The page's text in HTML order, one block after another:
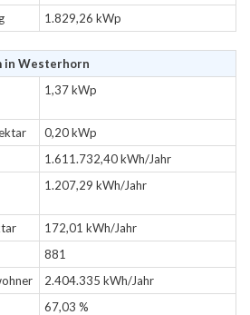
1.829,26 kWp
in Westerhorn
1,37 kWp
0,20 kWp
1.611.732,40 kWh/Jahr
1.207,29 kWh/Jahr
172,01 kWh/Jahr
881
2.404.335 kWh/Jahr
67,03 %